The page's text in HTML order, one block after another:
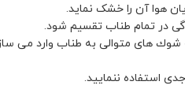
هوا آن را خشک نماید.
در تمام طناب تقسیم شود.
شوك های متوالی به طناب وارد می
استفاده ننمایید.